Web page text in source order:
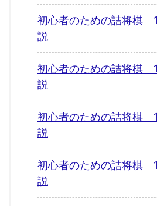
初心者のための詰将棋
説
初心者のための詰将棋
説
初心者のための詰将棋
説
初心者のための詰将棋
説